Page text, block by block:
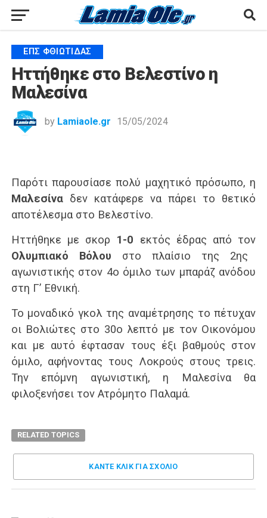
ΕΠΣ ΦΘΙΏΤΙΔΑΣ
Ηττήθηκε στο Βελεστίνο η
Μαλεσίνα
by Lamiaole.gr 15/05/2024
Παρότι παρουσίασε πολύ μαχητικό πρόσωπο, η
Μαλεσίναδεν κατάφερε να πάρει το θετικό
αποτέλεσμα στο Βελεστίνο.
Ηττήθηκε με σκορ 1-0 εκτός έδρας από τον
Ολυμπιακό Βόλου στο πλαίσιο της 2ης
αγωνιστικής στον 4ο όμιλο των μπαράζ ανόδου
στη Γ’ Εθνική.
Το μοναδικό γκολ της αναμέτρησης το πέτυχαν
οι Βολιώτες στο 30ο λεπτό με τον Οικονόμου
και με αυτό έφτασαν τους έξι βαθμούς στον
όμιλο, αφήνοντας τους Λοκρούς στους τρεις.
Την επόμνη αγωνιστική, η Μαλεσίνα θα
φιλοξενήσει τον Ατρόμητο Παλαμά.
RELATED TOPICS
ΚΑΝΤΕ ΚΛΊΚ ΓΙΑ ΣΧΌΛΙΟ